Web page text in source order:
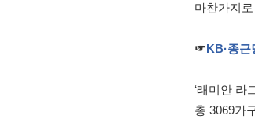
마찬가지
☞KB·종근
‘래미안 라
총 3069가